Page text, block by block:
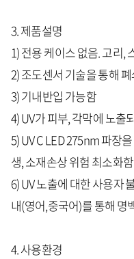
3. 제품설명
1) 전용 케이스 없음. 고리,
2) 조도센서 기술을 통해
3) 기내반입 가능함
4) UV가 피부, 각막에 노출
5) UV C LED 275nm 파장
생, 소재손상 위험 최소화
6) UV 노출에 대한 사용자
내(영어,중국어)를 통해 명
4. 사용환경